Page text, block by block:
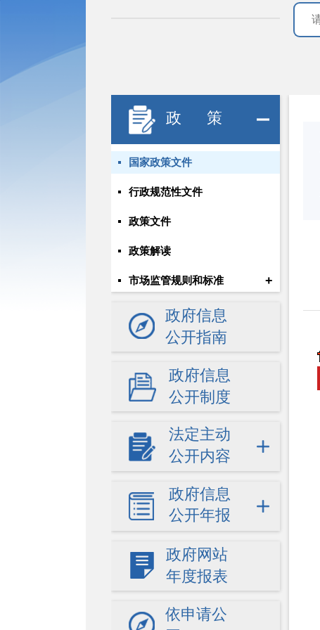
政 策
国家政策文件
行政规范性文件
政策文件
政策解读
市场监管规则和标准 +
政府信息
公开指南
政府信息
公开制度
法定主动
公开内容
政府信息
公开年报
政府网站
年度报表
依申请公